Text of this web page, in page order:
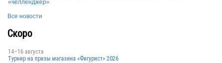
RUS
«челленджер»
Все новости
Скоро
14–16 августа
Турнир на призы магазина «Фигурист» 2026